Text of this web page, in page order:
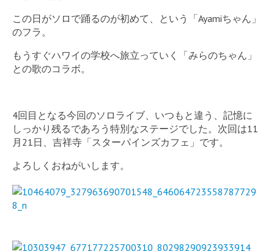
この日がソロで踊るのが初めて、という「Ayamiちゃん」
のフラ。
もうすぐハワイの学校へ旅立っていく「みらのちゃん」
との歌のコラボ。
4回目となる今回のソロライブ、いつもと違う、記憶に
しっかり残るであろう特別なステージでした。次回は11
月21日、吉祥寺「スターパインズカフェ」です。
よろしくおねがいします。